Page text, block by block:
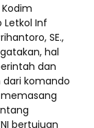
Letkol Inf
SE.,
hal
dan
komando
bertujuan